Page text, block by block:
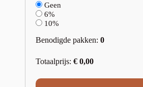
Geen
6%
10%
Benodigde pakken: 0
Totaalprijs: € 0,00